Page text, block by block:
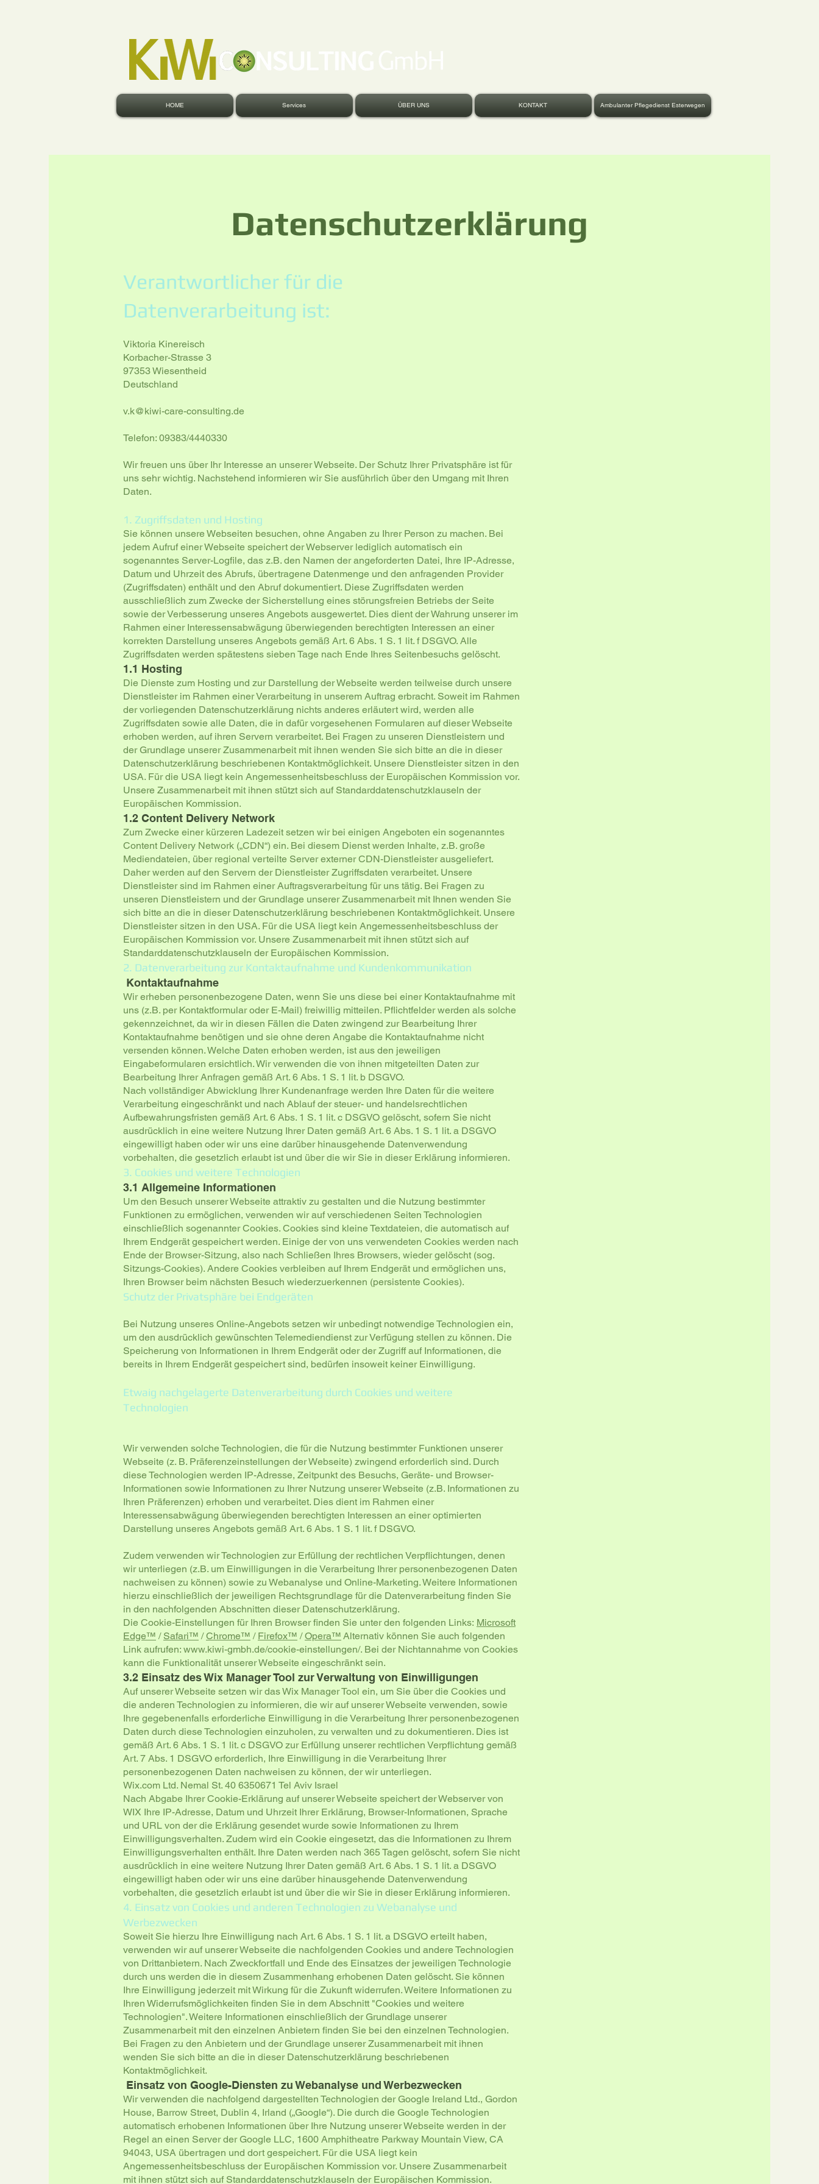
HOME Services ÜBER UNS KONTAKT Ambulanter Pflegedienst Esterwegen
Datenschutzerklärung
Verantwortlicher für die
Datenverarbeitung ist:
Viktoria Kinereisch
Korbacher-Strasse 3
97353 Wiesentheid
Deutschland
v.k@kiwi-care-consulting.de
Telefon: 09383/4440330
Wir freuen uns über Ihr Interesse an unserer Webseite. Der Schutz Ihrer Privatsphäre ist für
uns sehr wichtig. Nachstehend informieren wir Sie ausführlich über den Umgang mit Ihren
Daten.
1. Zugriffsdaten und Hosting
Sie können unsere Webseiten besuchen, ohne Angaben zu Ihrer Person zu machen. Bei
jedem Aufruf einer Webseite speichert der Webserver lediglich automatisch ein
sogenanntes Server-Logfile, das z.B. den Namen der angeforderten Datei, Ihre IP-Adresse,
Datum und Uhrzeit des Abrufs, übertragene Datenmenge und den anfragenden Provider
(Zugriffsdaten) enthält und den Abruf dokumentiert. Diese Zugriffsdaten werden
ausschließlich zum Zwecke der Sicherstellung eines störungsfreien Betriebs der Seite
sowie der Verbesserung unseres Angebots ausgewertet. Dies dient der Wahrung unserer im
Rahmen einer Interessensabwägung überwiegenden berechtigten Interessen an einer
korrekten Darstellung unseres Angebots gemäß Art. 6 Abs. 1 S. 1 lit. f DSGVO. Alle
Zugriffsdaten werden spätestens sieben Tage nach Ende Ihres Seitenbesuchs gelöscht.
1.1 Hosting
Die Dienste zum Hosting und zur Darstellung der Webseite werden teilweise durch unsere
Dienstleister im Rahmen einer Verarbeitung in unserem Auftrag erbracht. Soweit im Rahmen
der vorliegenden Datenschutzerklärung nichts anderes erläutert wird, werden alle
Zugriffsdaten sowie alle Daten, die in dafür vorgesehenen Formularen auf dieser Webseite
erhoben werden, auf ihren Servern verarbeitet. Bei Fragen zu unseren Dienstleistern und
der Grundlage unserer Zusammenarbeit mit ihnen wenden Sie sich bitte an die in dieser
Datenschutzerklärung beschriebenen Kontaktmöglichkeit. Unsere Dienstleister sitzen in den
USA. Für die USA liegt kein Angemessenheitsbeschluss der Europäischen Kommission vor.
Unsere Zusammenarbeit mit ihnen stützt sich auf Standarddatenschutzklauseln der
Europäischen Kommission.
1.2 Content Delivery Network
Zum Zwecke einer kürzeren Ladezeit setzen wir bei einigen Angeboten ein sogenanntes
Content Delivery Network („CDN“) ein. Bei diesem Dienst werden Inhalte, z.B. große
Mediendateien, über regional verteilte Server externer CDN-Dienstleister ausgeliefert.
Daher werden auf den Servern der Dienstleister Zugriffsdaten verarbeitet. Unsere
Dienstleister sind im Rahmen einer Auftragsverarbeitung für uns tätig. Bei Fragen zu
unseren Dienstleistern und der Grundlage unserer Zusammenarbeit mit Ihnen wenden Sie
sich bitte an die in dieser Datenschutzerklärung beschriebenen Kontaktmöglichkeit. Unsere
Dienstleister sitzen in den USA. Für die USA liegt kein Angemessenheitsbeschluss der
Europäischen Kommission vor. Unsere Zusammenarbeit mit ihnen stützt sich auf
Standarddatenschutzklauseln der Europäischen Kommission.
2. Datenverarbeitung zur Kontaktaufnahme und Kundenkommunikation
Kontaktaufnahme
Wir erheben personenbezogene Daten, wenn Sie uns diese bei einer Kontaktaufnahme mit
uns (z.B. per Kontaktformular oder E-Mail) freiwillig mitteilen. Pflichtfelder werden als solche
gekennzeichnet, da wir in diesen Fällen die Daten zwingend zur Bearbeitung Ihrer
Kontaktaufnahme benötigen und sie ohne deren Angabe die Kontaktaufnahme nicht
versenden können. Welche Daten erhoben werden, ist aus den jeweiligen
Eingabeformularen ersichtlich. Wir verwenden die von ihnen mitgeteilten Daten zur
Bearbeitung Ihrer Anfragen gemäß Art. 6 Abs. 1 S. 1 lit. b DSGVO.
Nach vollständiger Abwicklung Ihrer Kundenanfrage werden Ihre Daten für die weitere
Verarbeitung eingeschränkt und nach Ablauf der steuer- und handelsrechtlichen
Aufbewahrungsfristen gemäß Art. 6 Abs. 1 S. 1 lit. c DSGVO gelöscht, sofern Sie nicht
ausdrücklich in eine weitere Nutzung Ihrer Daten gemäß Art. 6 Abs. 1 S. 1 lit. a DSGVO
eingewilligt haben oder wir uns eine darüber hinausgehende Datenverwendung
vorbehalten, die gesetzlich erlaubt ist und über die wir Sie in dieser Erklärung informieren.
3. Cookies und weitere Technologien
3.1 Allgemeine Informationen
Um den Besuch unserer Webseite attraktiv zu gestalten und die Nutzung bestimmter
Funktionen zu ermöglichen, verwenden wir auf verschiedenen Seiten Technologien
einschließlich sogenannter Cookies. Cookies sind kleine Textdateien, die automatisch auf
Ihrem Endgerät gespeichert werden. Einige der von uns verwendeten Cookies werden nach
Ende der Browser-Sitzung, also nach Schließen Ihres Browsers, wieder gelöscht (sog.
Sitzungs-Cookies). Andere Cookies verbleiben auf Ihrem Endgerät und ermöglichen uns,
Ihren Browser beim nächsten Besuch wiederzuerkennen (persistente Cookies).
Schutz der Privatsphäre bei Endgeräten
Bei Nutzung unseres Online-Angebots setzen wir unbedingt notwendige Technologien ein,
um den ausdrücklich gewünschten Telemediendienst zur Verfügung stellen zu können. Die
Speicherung von Informationen in Ihrem Endgerät oder der Zugriff auf Informationen, die
bereits in Ihrem Endgerät gespeichert sind, bedürfen insoweit keiner Einwilligung.
Etwaig nachgelagerte Datenverarbeitung durch Cookies und weitere
Technologien
Wir verwenden solche Technologien, die für die Nutzung bestimmter Funktionen unserer
Webseite (z. B. Präferenzeinstellungen der Webseite) zwingend erforderlich sind. Durch
diese Technologien werden IP-Adresse, Zeitpunkt des Besuchs, Geräte- und Browser-
Informationen sowie Informationen zu Ihrer Nutzung unserer Webseite (z.B. Informationen zu
Ihren Präferenzen) erhoben und verarbeitet. Dies dient im Rahmen einer
Interessensabwägung überwiegenden berechtigten Interessen an einer optimierten
Darstellung unseres Angebots gemäß Art. 6 Abs. 1 S. 1 lit. f DSGVO.
Zudem verwenden wir Technologien zur Erfüllung der rechtlichen Verpflichtungen, denen
wir unterliegen (z.B. um Einwilligungen in die Verarbeitung Ihrer personenbezogenen Daten
nachweisen zu können) sowie zu Webanalyse und Online-Marketing. Weitere Informationen
hierzu einschließlich der jeweiligen Rechtsgrundlage für die Datenverarbeitung finden Sie
in den nachfolgenden Abschnitten dieser Datenschutzerklärung.
Die Cookie-Einstellungen für Ihren Browser finden Sie unter den folgenden Links: Microsoft
Edge™ / Safari™ /Chrome™ / Firefox™ /Opera™ Alternativ können Sie auch folgenden
Link aufrufen: www.kiwi-gmbh.de/cookie-einstellungen/. Bei der Nichtannahme von Cookies
kann die Funktionalität unserer Webseite eingeschränkt sein.
3.2 Einsatz des Wix Manager Tool zur Verwaltung von Einwilligungen
Auf unserer Webseite setzen wir das Wix Manager Tool ein, um Sie über die Cookies und
die anderen Technologien zu informieren, die wir auf unserer Webseite verwenden, sowie
Ihre gegebenenfalls erforderliche Einwilligung in die Verarbeitung Ihrer personenbezogenen
Daten durch diese Technologien einzuholen, zu verwalten und zu dokumentieren. Dies ist
gemäß Art. 6 Abs. 1 S. 1 lit. c DSGVO zur Erfüllung unserer rechtlichen Verpflichtung gemäß
Art. 7 Abs. 1 DSGVO erforderlich, Ihre Einwilligung in die Verarbeitung Ihrer
personenbezogenen Daten nachweisen zu können, der wir unterliegen.
Wix.com Ltd. Nemal St. 40 6350671 Tel Aviv Israel
Nach Abgabe Ihrer Cookie-Erklärung auf unserer Webseite speichert der Webserver von
WIX Ihre IP-Adresse, Datum und Uhrzeit Ihrer Erklärung, Browser-Informationen, Sprache
und URL von der die Erklärung gesendet wurde sowie Informationen zu Ihrem
Einwilligungsverhalten. Zudem wird ein Cookie eingesetzt, das die Informationen zu Ihrem
Einwilligungsverhalten enthält. Ihre Daten werden nach 365 Tagen gelöscht, sofern Sie nicht
ausdrücklich in eine weitere Nutzung Ihrer Daten gemäß Art. 6 Abs. 1 S. 1 lit. a DSGVO
eingewilligt haben oder wir uns eine darüber hinausgehende Datenverwendung
vorbehalten, die gesetzlich erlaubt ist und über die wir Sie in dieser Erklärung informieren.
4. Einsatz von Cookies und anderen Technologien zu Webanalyse und
Werbezwecken
Soweit Sie hierzu Ihre Einwilligung nach Art. 6 Abs. 1 S. 1 lit. a DSGVO erteilt haben,
verwenden wir auf unserer Webseite die nachfolgenden Cookies und andere Technologien
von Drittanbietern. Nach Zweckfortfall und Ende des Einsatzes der jeweiligen Technologie
durch uns werden die in diesem Zusammenhang erhobenen Daten gelöscht. Sie können
Ihre Einwilligung jederzeit mit Wirkung für die Zukunft widerrufen. Weitere Informationen zu
Ihren Widerrufsmöglichkeiten finden Sie in dem Abschnitt "Cookies und weitere
Technologien". Weitere Informationen einschließlich der Grundlage unserer
Zusammenarbeit mit den einzelnen Anbietern finden Sie bei den einzelnen Technologien.
Bei Fragen zu den Anbietern und der Grundlage unserer Zusammenarbeit mit ihnen
wenden Sie sich bitte an die in dieser Datenschutzerklärung beschriebenen
Kontaktmöglichkeit.
Einsatz von Google-Diensten zu Webanalyse und Werbezwecken
Wir verwenden die nachfolgend dargestellten Technologien der Google Ireland Ltd., Gordon
House, Barrow Street, Dublin 4, Irland („Google“). Die durch die Google Technologien
automatisch erhobenen Informationen über Ihre Nutzung unserer Webseite werden in der
Regel an einen Server der Google LLC, 1600 Amphitheatre Parkway Mountain View, CA
94043, USA übertragen und dort gespeichert. Für die USA liegt kein
Angemessenheitsbeschluss der Europäischen Kommission vor. Unsere Zusammenarbeit
mit ihnen stützt sich auf Standarddatenschutzklauseln der Europäischen Kommission.